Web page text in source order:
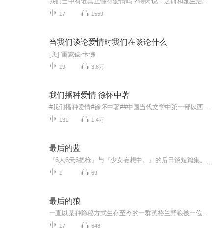
17 1559
当我们谈论爱情时我们在谈论什么
[美] 雷蒙德·卡佛
19 3.8万
我们播种爱情 徐怀中著
131 1.4万
最后的蓝
1 69
最后的狼
17 648